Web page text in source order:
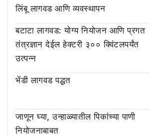
लिंबू लागवड आणि व्यवस्थापन
बटाटा लागवड: योग्य नियोजन आणि प्रगत
तंत्रज्ञान देईल हेक्टरी ३०० क्विंटलपर्यंत
उत्पन्न
भेंडी लागवड पद्धत
जाणून घ्या, उन्हाळ्यातील पिकांच्या पाणी
नियोजनाबाबत